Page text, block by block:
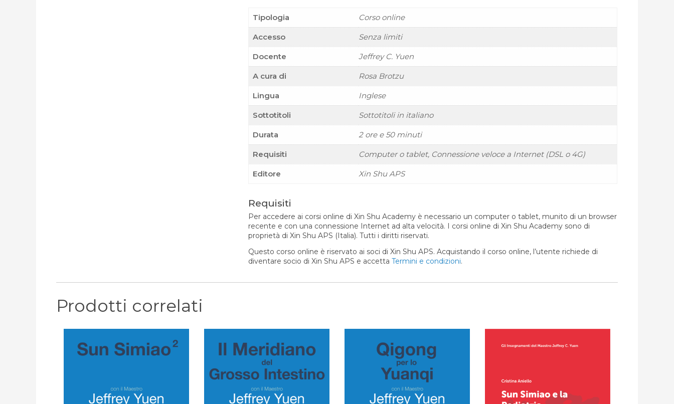
Tipologia Corso online
Accesso Senza limiti
Docente Jeffrey C. Yuen
A cura di Rosa Brotzu
Lingua Inglese
Sottotitoli Sottotitoli in italiano
Durata 2 ore e 50 minuti
Requisiti Computer o tablet, Connessione veloce a Internet (DSL o 4G)
Editore Xin Shu APS
Requisiti
Per accedere ai corsi online di Xin Shu Academy è necessario un computer o tablet, munito di un browser
recente e con una connessione Internet ad alta velocità. I corsi online di Xin Shu Academy sono di
proprietà di Xin Shu APS (Italia). Tutti i diritti riservati.
Questo corso online è riservato ai soci di Xin Shu APS. Acquistando il corso online, l’utente richiede di
diventare socio di Xin Shu APS e accettaTermini e condizioni.
Prodotti correlati